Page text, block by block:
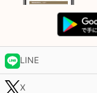
LINE
X